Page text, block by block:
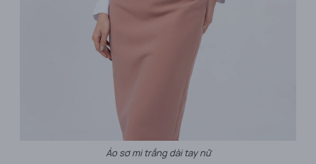
Áo sơ mi trắng dài tay nữ